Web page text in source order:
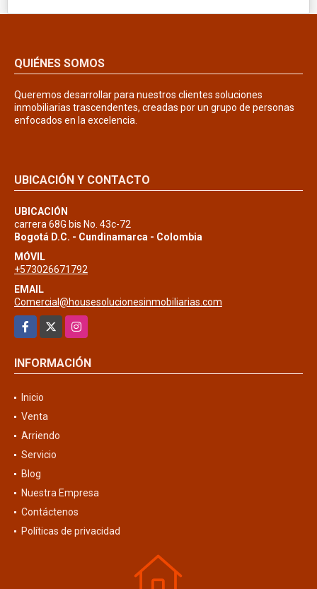
QUIÉNES SOMOS
Queremos desarrollar para nuestros clientes soluciones
inmobiliarias trascendentes, creadas por un grupo de personas
enfocados en la excelencia.
UBICACIÓN Y CONTACTO
UBICACIÓN
carrera 68G bis No. 43c-72
Bogotá D.C. - Cundinamarca - Colombia
MÓVIL
+573026671792
EMAIL
Comercial@housesolucionesinmobiliarias.com
Facebook
Instagram
INFORMACIÓN
Inicio
Venta
Arriendo
Servicio
Blog
Nuestra Empresa
Contáctenos
Políticas de privacidad